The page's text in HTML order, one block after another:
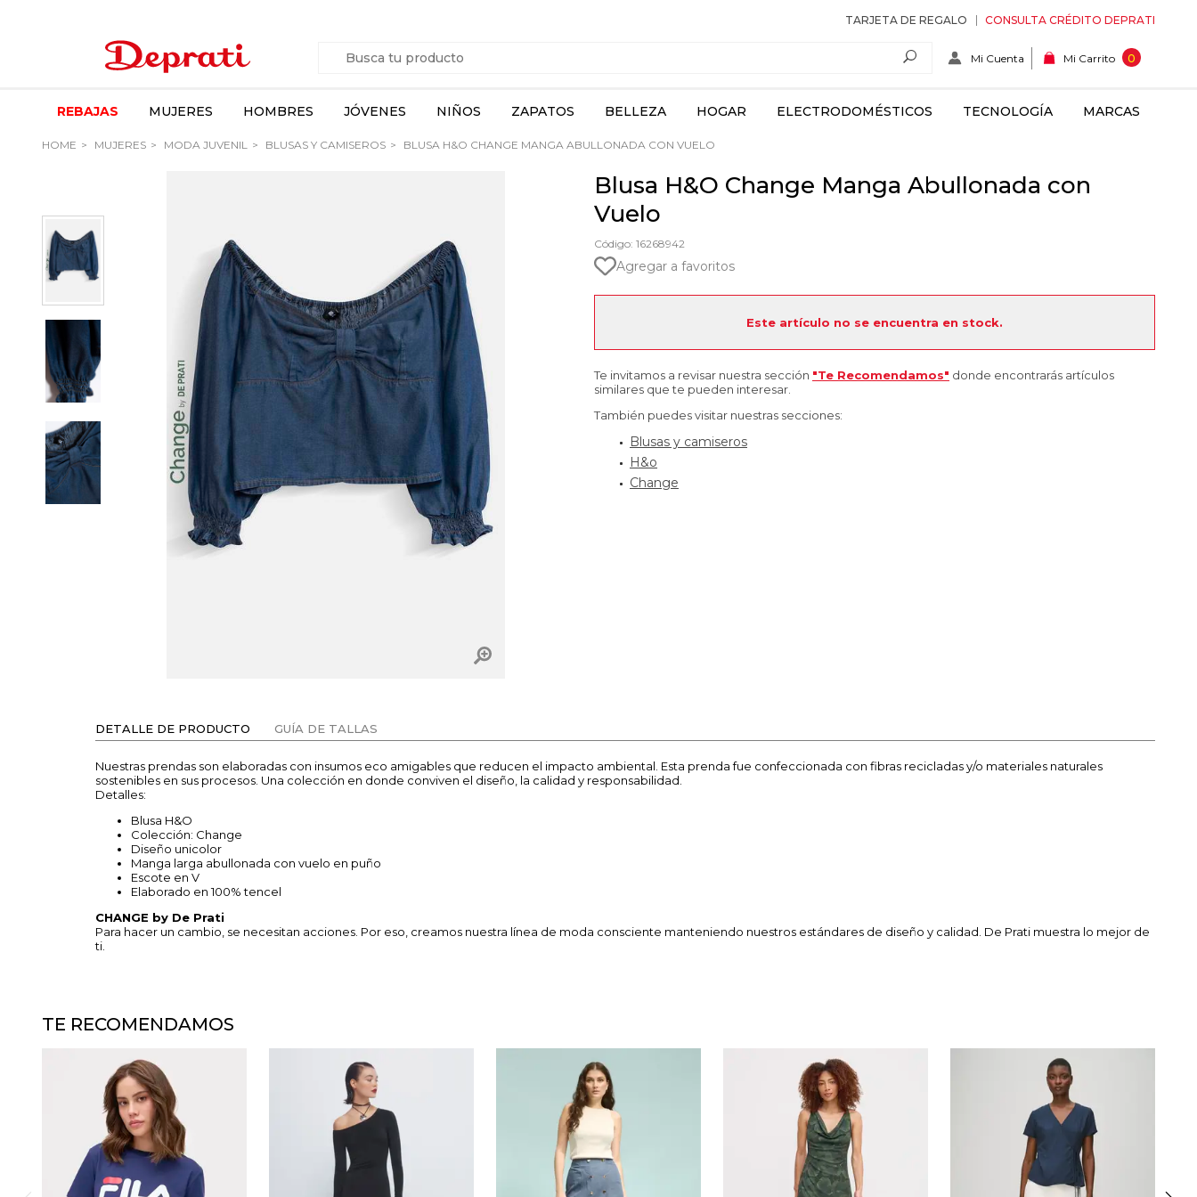
TARJETA DE REGALO CONSULTA CRÉDITO DEPRATI
Mi Cuenta Mi Carrito 0
REBAJAS MUJERES HOMBRES JÓVENES NIÑOS ZAPATOS BELLEZA HOGAR ELECTRODOMÉSTICOS TECNOLOGÍA MARCAS
HOME MUJERES MODA JUVENIL BLUSAS Y CAMISEROS BLUSA H&O CHANGE MANGA ABULLONADA CON VUELO
Blusa H&O Change Manga Abullonada con
Vuelo
Código: 16268942
Agregar a favoritos
Este artículo no se encuentra en stock.
Te invitamos a revisar nuestra sección "Te Recomendamos" donde encontrarás artículos
similares que te pueden interesar.
También puedes visitar nuestras secciones:
Blusas y camiseros
H&o
Change
DETALLE DE PRODUCTO GUÍA DE TALLAS
Nuestras prendas son elaboradas con insumos eco amigables que reducen el impacto ambiental. Esta prenda fue confeccionada con fibras recicladas y/o materiales naturales
sostenibles en sus procesos. Una colección en donde conviven el diseño, la calidad y responsabilidad.
Detalles:
Blusa H&O
Colección: Change
Diseño unicolor
Manga larga abullonada con vuelo en puño
Escote en V
Elaborado en 100% tencel
CHANGE by De Prati
Para hacer un cambio, se necesitan acciones. Por eso, creamos nuestra línea de moda consciente manteniendo nuestros estándares de diseño y calidad. De Prati muestra lo mejor de
ti.
TE RECOMENDAMOS